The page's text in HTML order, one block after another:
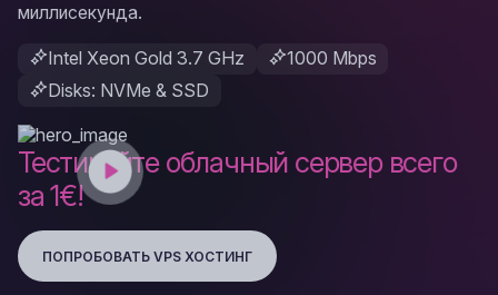
миллисекунда.
Intel Xeon Gold 3.7 GHz
1000 Mbps
Disks: NVMe & SSD
Тестируйте облачный сервер всего
за 1€!
ПОПРОБОВАТЬ VPS ХОСТИНГ